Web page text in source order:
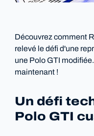
Découvrez comment
relevé le défi d'une
une Polo GTI
maintenant !
Un défi
Polo GTI